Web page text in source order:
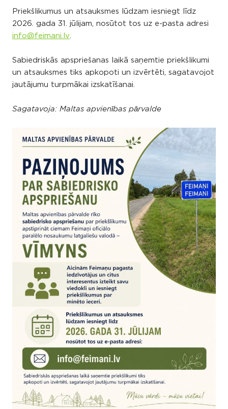
Priekšlikumus un atsauksmes lūdzam iesniegt līdz
2026. gada 31. jūlijam, nosūtot tos uz e-pasta adresi
info@feimani.lv
Sabiedriskās apspriešanas laikā saņemtie priekšlikumi
un atsauksmes tiks apkopoti un izvērtēti, sagatavojot
jautājumu turpmākai izskatīšanai.
Sagatavoja: Maltas apvienības pārvalde